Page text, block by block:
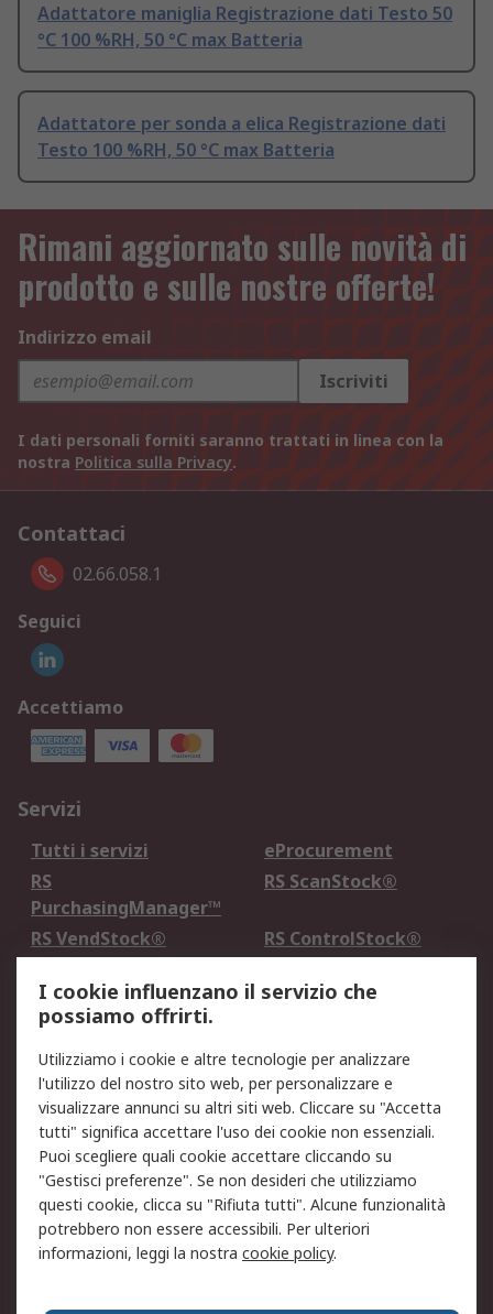
Adattatore maniglia Registrazione dati Testo 50
°C 100 %RH, 50 °C max Batteria
Adattatore per sonda a elica Registrazione dati
Testo 100 %RH, 50 °C max Batteria
Rimani aggiornato sulle novità di
prodotto e sulle nostre offerte!
Indirizzo email
Iscriviti
I dati personali forniti saranno trattati in linea con la
nostra Politica sulla Privacy.
Contattaci
02.66.058.1
Seguici
Accettiamo
Servizi
Tutti i servizi
eProcurement
RS
PurchasingManager™
RS ScanStock®
RS VendStock®
RS ControlStock®
Legale
Informativa Cookie
Informativa Privacy -
Aggiornata
Email Security
Termini d'uso
Condizioni di vendita
Condizioni generali di
servizio
Etica e responsabilità
Chi Siamo
Chi Siamo Contattaci
I cookie influenzano il servizio che
possiamo offrirti.
Utilizziamo i cookie e altre tecnologie per analizzare
l'utilizzo del nostro sito web, per personalizzare e
visualizzare annunci su altri siti web. Cliccare su "Accetta
tutti" significa accettare l'uso dei cookie non essenziali.
Puoi scegliere quali cookie accettare cliccando su
"Gestisci preferenze". Se non desideri che utilizziamo
questi cookie, clicca su "Rifiuta tutti". Alcune funzionalità
potrebbero non essere accessibili. Per ulteriori
informazioni, leggi la nostra cookie policy.